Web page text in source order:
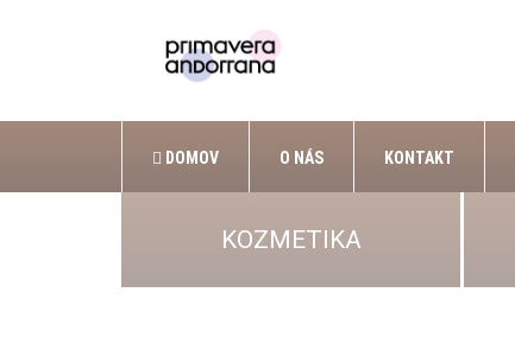
DOMOV O NÁS KONTAKT
KOZMETIKA